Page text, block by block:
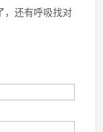
，还有呼吸找对